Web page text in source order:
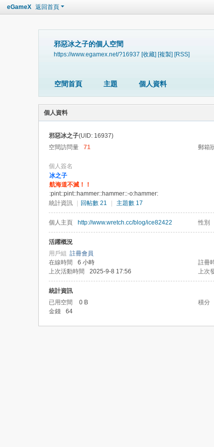
eGameX 返回首頁
邪惡冰之子的個人空間
https://www.egamex.net/?16937 [收藏] [複製] [RSS]
空間首頁 主題 個人資料
個人資料
邪惡冰之子(UID: 16937)
空間訪問量
71 郵箱
個人簽名
冰之子
航海道不滅！！
:pint::pint::hammer::hammer::-o:hammer:
統計資訊
回帖數 21 主題數 17
個人主頁 http://www.wretch.cc/blog/ice82422 性別
活躍概況
用戶組 註冊會員
在線時間
6 小時 註冊
上次活動時間
2025-9-8 17:56 上次
統計資訊
已用空間
0 B 積分
金錢
64